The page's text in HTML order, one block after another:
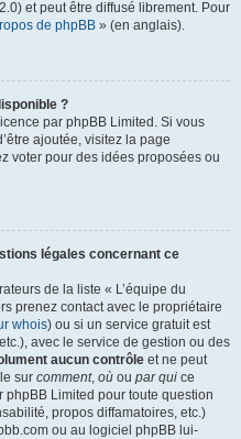
et peut être diffusé librement. Pour
de phpBB » (en anglais).
?
par phpBB Limited. Si vous
ajoutée, visitez la page
voter pour des idées proposées ou
légales concernant ce
de la liste « L’équipe du
prenez contact avec le propriétaire
whois) ou si un service gratuit est
avec le service de gestion ou des
aucun contrôle et ne peut
sur comment, où ou par qui ce
phpBB Limited pour toute question
propos diffamatoires, etc.)
ou au logiciel phpBB lui-